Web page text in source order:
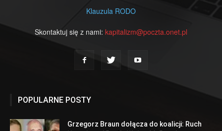
Klauzula RODO
Skontaktuj się z nami: kapitalizm@poczta.onet.pl
POPULARNE POSTY
Grzegorz Braun dołącza do koalicji: Ruch